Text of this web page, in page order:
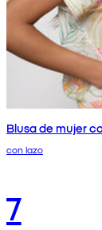
Blusa de mujer
con lazo
7